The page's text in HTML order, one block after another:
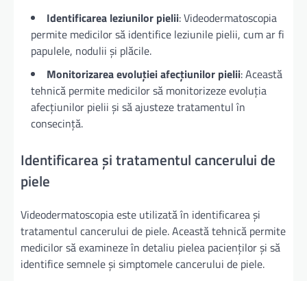
Identificarea leziunilor pielii: Videodermatoscopia
permite medicilor să identifice leziunile pielii, cum ar fi
papulele, nodulii și plăcile.
Monitorizarea evoluției afecțiunilor pielii: Această
tehnică permite medicilor să monitorizeze evoluția
afecțiunilor pielii și să ajusteze tratamentul în
consecință.
Identificarea și tratamentul cancerului de
piele
Videodermatoscopia este utilizată în identificarea și
tratamentul cancerului de piele. Această tehnică permite
medicilor să examineze în detaliu pielea pacienților și să
identifice semnele și simptomele cancerului de piele.